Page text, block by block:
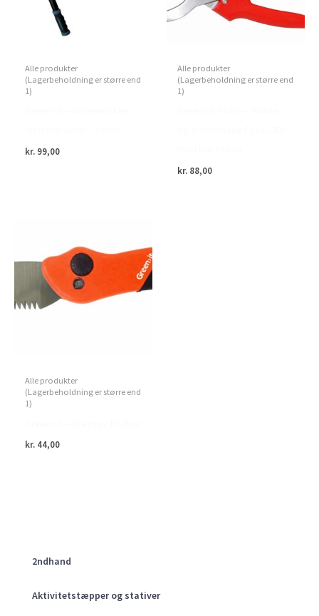
2ndhand
Aktivitetstæpper og stativer
Alle produkter
(Lagerbeholdning er større end
1)
kr. 99,00
Alle produkter
(Lagerbeholdning er større end
1)
kr. 88,00
Alle produkter
(Lagerbeholdning er større end
1)
kr. 44,00